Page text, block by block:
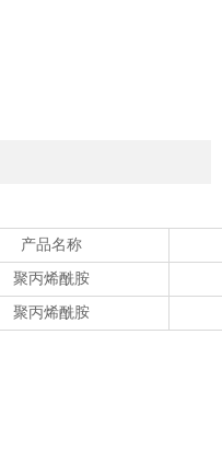
产品名称
聚丙烯酰胺
聚丙烯酰胺